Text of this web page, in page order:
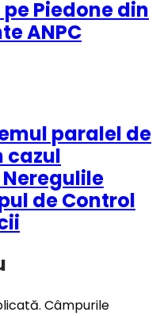
Piedone din
ANPC
paralel de
cazul
Neregulile
de Control
Câmpurile